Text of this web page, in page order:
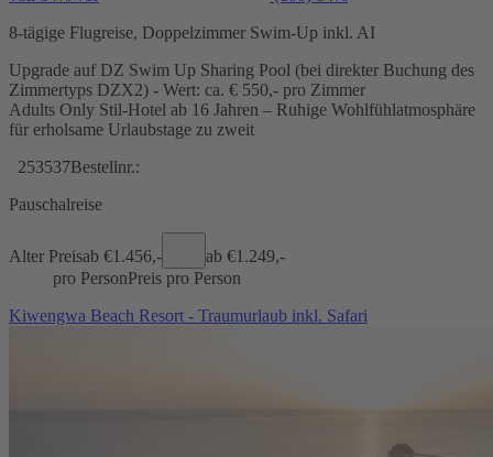
8-tägige Flugreise, Doppelzimmer Swim-Up inkl. AI
Upgrade auf DZ Swim Up Sharing Pool (bei direkter Buchung des
Zimmertyps DZX2) - Wert: ca. € 550,- pro Zimmer
Adults Only Stil-Hotel ab 16 Jahren – Ruhige Wohlfühlatmosphäre
für erholsame Urlaubstage zu zweit
253537Bestellnr.:
Pauschalreise
Alter Preisab €1.456,- ab €1.249,-
pro PersonPreis pro Person
Kiwengwa Beach Resort - Traumurlaub inkl. Safari